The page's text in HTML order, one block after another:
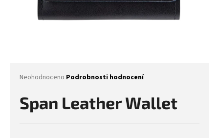
Průměrné
produktu
je
z
Neohodnoceno Podrobnosti hodnocení
Span Leather Wallet